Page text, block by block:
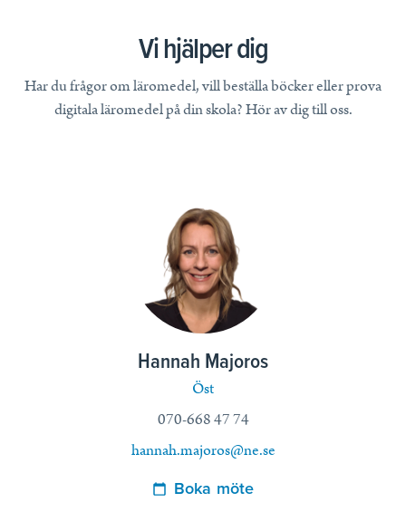
Vi hjälper dig
Har du frågor om läromedel, vill beställa böcker eller prova
digitala läromedel på din skola? Hör av dig till oss.
Hannah Majoros
Öst
070-668 47 74
hannah.majoros@ne.se
Boka möte